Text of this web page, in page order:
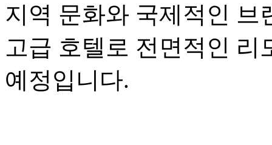
지역 문화와 국제적인 브
고급 호텔로 전면적인
예정입니다.